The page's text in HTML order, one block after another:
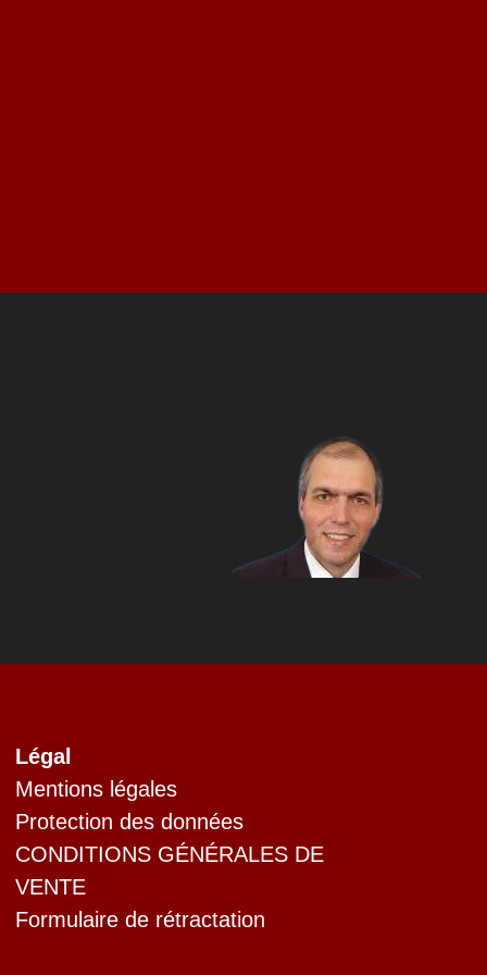
Légal
Mentions légales
Protection des données
CONDITIONS GÉNÉRALES DE
VENTE
Formulaire de rétractation